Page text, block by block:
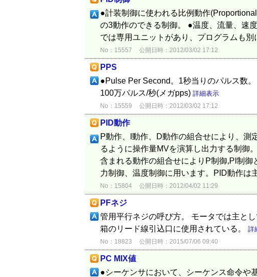
●計装制御に使われる比例動作
の3動作のできる制御。 ●温度、流量、速
では専用ユニットがあり、プログラムも別
No：15557 公開日時：2012/03/02 17:12
PPS
●Pulse Per Second。1秒当りのパルス数
100万パルス/秒(メガpps) 詳細表示
No：15559 公開日時：2012/03/02 17:12
PID動作
P動作、I動作、D動作の組合せにより、測
るように操作量MVを演算し出力する制御
含まれる動作の組合せによりP制御,PI制
力制御、温度制御に用います。PID動作は
No：15804 公開日時：2012/04/02 11:29
PFネジ
管用平行ネジの呼び方。 モータでは主と
箱のリード線引込口に使用されている。 詳
No：18823 公開日時：2015/07/06 09:40
PC MIX値
●シーケンサにおいて、シーケンス命令や